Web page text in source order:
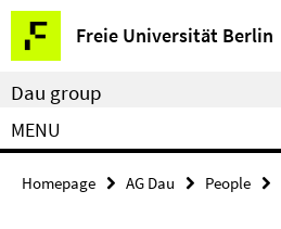
Springe
direkt
zu
Inhalt
Freie Universität Berlin
Service
Navigation
Dau group
MENU
Homepage AG Dau People